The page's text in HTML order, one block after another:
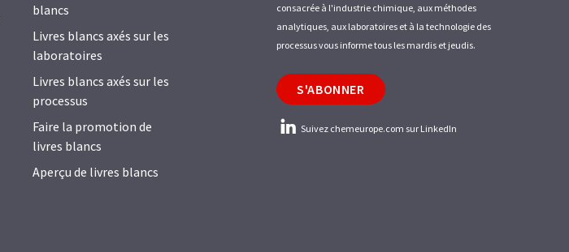
blancs
Livres blancs axés sur les
laboratoires
Livres blancs axés sur les
processus
Faire la promotion de
livres blancs
Aperçu de livres blancs
consacrée à l'industrie chimique, aux méthodes
analytiques, aux laboratoires et à la technologie des
processus vous informe tous les mardis et jeudis.
S'ABONNER
Suivez chemeurope.com sur LinkedIn